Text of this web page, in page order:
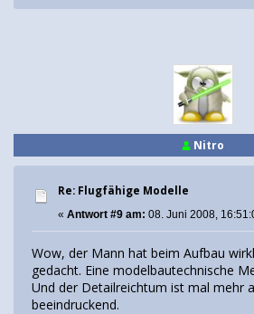
Nitro
Re: Flugfähige Modelle
« Antwort #9 am: 08. Juni 2008,
Wow, der Mann hat beim Aufbau
gedacht. Eine modelbautechnische
Und der Detailreichtum ist mal mehr
beeindruckend.